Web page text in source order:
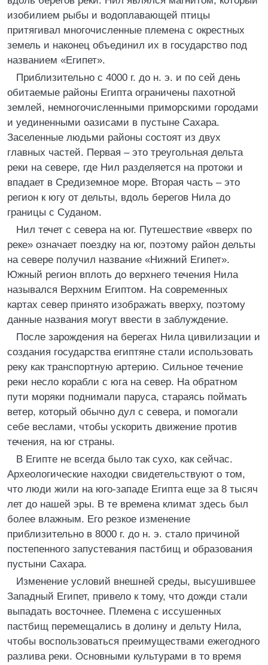
изобилием рыбы и водоплавающей птицы
притягивал многочисленные племена с окрестных
земель и наконец объединил их в государство под
названием «Египет».
Приблизительно с 4000 г. до н. э. и по сей день
обитаемые районы Египта ограничены пахотной
землей, немногочисленными приморскими городами
и уединенными оазисами в пустыне Сахара.
Заселенные людьми районы состоят из двух
главных частей. Первая – это треугольная дельта
реки на севере, где Нил разделяется на протоки и
впадает в Средиземное море. Вторая часть – это
регион к югу от дельты, вдоль берегов Нила до
границы с Суданом.
Нил течет с севера на юг. Путешествие «вверх по
реке» означает поездку на юг, поэтому район дельты
на севере получил название «Нижний Египет».
Южный регион вплоть до верхнего течения Нила
назывался Верхним Египтом. На современных
картах север принято изображать вверху, поэтому
данные названия могут ввести в заблуждение.
После зарождения на берегах Нила цивилизации и
создания государства египтяне стали использовать
реку как транспортную артерию. Сильное течение
реки несло корабли с юга на север. На обратном
пути моряки поднимали паруса, стараясь поймать
ветер, который обычно дул с севера, и помогали
себе веслами, чтобы ускорить движение против
течения, на юг страны.
В Египте не всегда было так сухо, как сейчас.
Археологические находки свидетельствуют о том,
что люди жили на юго-западе Египта еще за 8 тысяч
лет до нашей эры. В те времена климат здесь был
более влажным. Его резкое изменение
приблизительно в 8000 г. до н. э. стало причиной
постепенного запустевания пастбищ и образования
пустыни Сахара.
Изменение условий внешней среды, высушившее
Западный Египет, привело к тому, что дожди стали
выпадать восточнее. Племена с иссушенных
пастбищ перемещались в долину и дельту Нила,
чтобы воспользоваться преимуществами ежегодного
разлива реки. Основными культурами в то время